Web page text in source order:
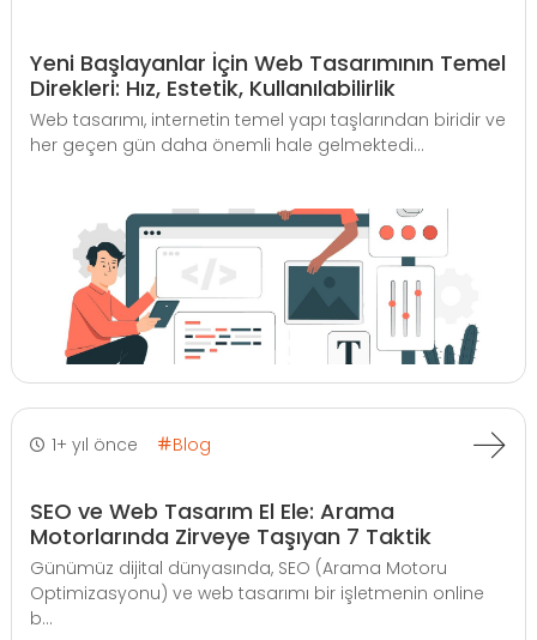
Yeni Başlayanlar İçin Web Tasarımının Temel
Direkleri: Hız, Estetik, Kullanılabilirlik
Web tasarımı, internetin temel yapı taşlarından biridir ve
her geçen gün daha önemli hale gelmektedi...
1+ yıl önce Blog
SEO ve Web Tasarım El Ele: Arama
Motorlarında Zirveye Taşıyan 7 Taktik
Günümüz dijital dünyasında, SEO (Arama Motoru
Optimizasyonu) ve web tasarımı bir işletmenin online
b...